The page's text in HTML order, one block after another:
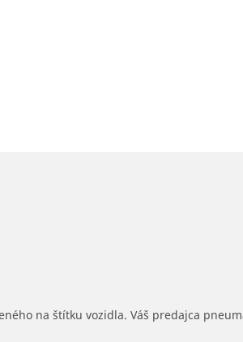
na štítku vozidla. Váš predajca